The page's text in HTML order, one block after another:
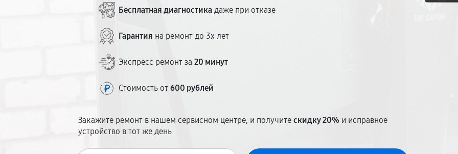
Бесплатная диагностика даже при отказе
Гарантия на ремонт до 3х лет
Экспресс ремонт за20 минут
Стоимость от600 рублей
Закажите ремонт в нашем сервисном центре, и получитескидку 20% и исправное
устройство в тот же день